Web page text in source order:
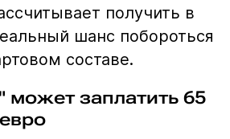
получить в
шанс побороться
составе.
может заплатить 65